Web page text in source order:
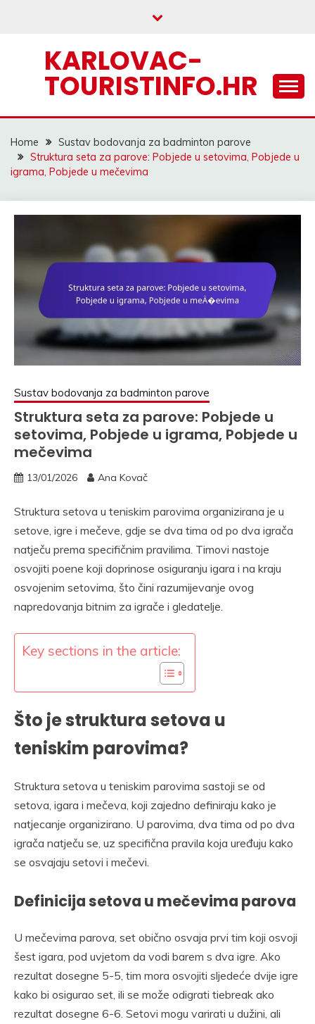
KARLOVAC-
TOURISTINFO.HR
Home
Sustav bodovanja za badminton parove
Struktura seta za parove: Pobjede u setovima, Pobjede u
igrama, Pobjede u mečevima
Sustav bodovanja za badminton parove
Struktura seta za parove: Pobjede u
setovima, Pobjede u igrama, Pobjede u
mečevima
13/01/2026 Ana Kovač
Struktura setova u teniskim parovima organizirana je u
setove, igre i mečeve, gdje se dva tima od po dva igrača
natječu prema specifičnim pravilima. Timovi nastoje
osvojiti poene koji doprinose osiguranju igara i na kraju
osvojenim setovima, što čini razumijevanje ovog
napredovanja bitnim za igrače i gledatelje.
Key sections in the article:
Što je struktura setova u
teniskim parovima?
Struktura setova u teniskim parovima sastoji se od
setova, igara i mečeva, koji zajedno definiraju kako je
natjecanje organizirano. U parovima, dva tima od po dva
igrača natječu se, uz specifična pravila koja uređuju kako
se osvajaju setovi i mečevi.
Definicija setova u mečevima parova
U mečevima parova, set obično osvaja prvi tim koji osvoji
šest igara, pod uvjetom da vodi barem s dva igre. Ako
rezultat dosegne 5-5, tim mora osvojiti sljedeće dvije igre
kako bi osigurao set, ili se može odigrati tiebreak ako
rezultat dosegne 6-6. Setovi mogu varirati u dužini, ali